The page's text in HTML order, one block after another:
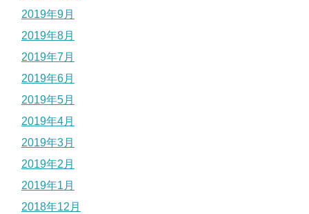
2019年9月
2019年8月
2019年7月
2019年6月
2019年5月
2019年4月
2019年3月
2019年2月
2019年1月
2018年12月